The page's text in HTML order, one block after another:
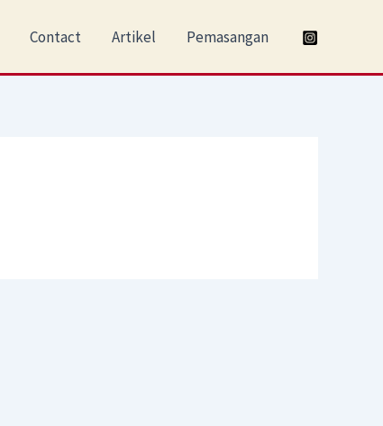
Contact Artikel Pemasangan